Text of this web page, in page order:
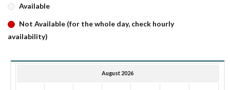
Available
Not Available (for the whole day, check hourly
availability)
August 2026